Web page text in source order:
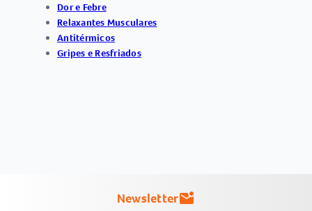
Dor e Febre
Relaxantes Musculares
Antitérmicos
Gripes e Resfriados
Newslettermark_email_unread